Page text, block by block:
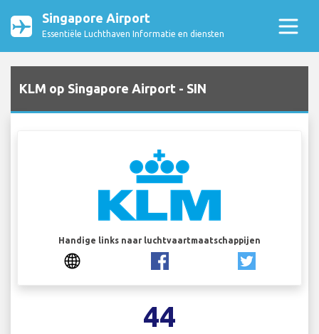
Singapore Airport
Essentiële Luchthaven Informatie en diensten
KLM op Singapore Airport - SIN
Handige links naar luchtvaartmaatschappijen
44